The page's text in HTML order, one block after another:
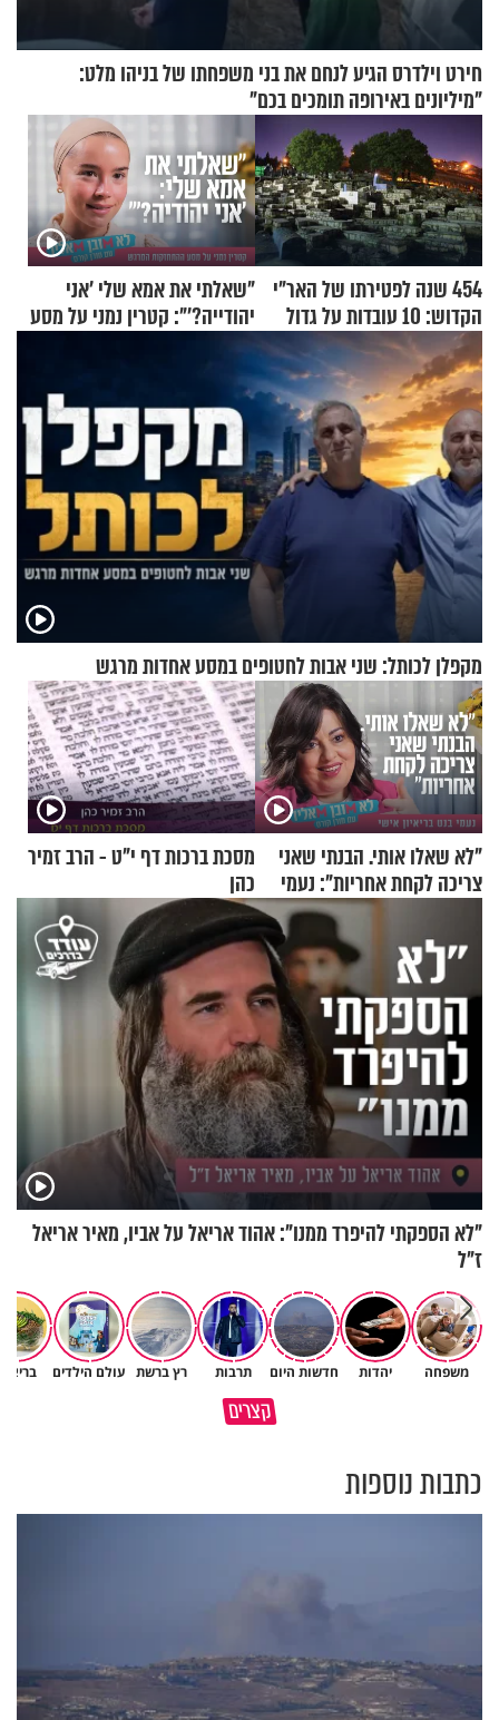
חירט וילדרס הגיע לנחם את בני משפחתו של בניהו מלט:
"מיליונים באירופה תומכים בכם"
454 שנה לפטירתו של האר"י
הקדוש: 10 עובדות על גדול
מקובלי צפת
"שאלתי את אמא שלי 'אני
יהודייה?'": קטרין נמני על מסע
ההתחזקות המרגש
מקפלן לכותל: שני אבות לחטופים במסע אחדות מרגש
"לא שאלו אותי. הבנתי שאני
צריכה לקחת אחריות": נעמי
בנט בריאיון אישי
מסכת ברכות דף י"ט - הרב זמיר
כהן
"לא הספקתי להיפרד ממנו": אהוד אריאל על אביו, מאיר אריאל
ז"ל
משפחה יהדות חדשות היום תרבות רץ ברשת עולם הילדים
קצרים
הקשר בין סרטן השלפוחית לעישון
כתבות נוספות